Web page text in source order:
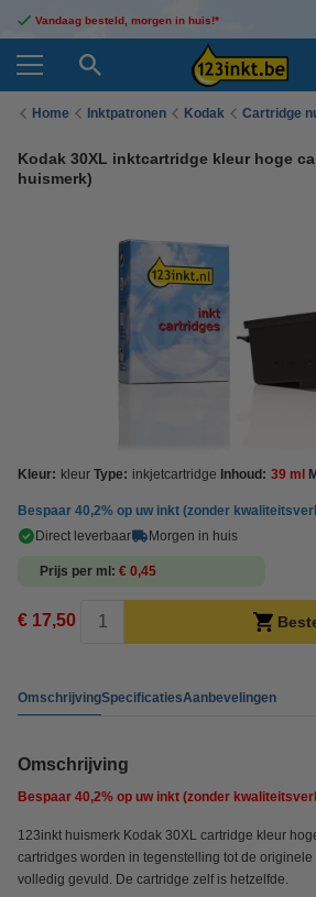
Vandaag besteld, morgen in huis!*
Home Inktpatronen Kodak Cartridge
Kodak 30XL inktcartridge kleur hoge
huismerk)
Kleur: kleur Type: inkjetcartridge Inhoud: 39 ml
Bespaar 40,2% op uw inkt (zonder
Direct leverbaar
Morgen in huis
Prijs per ml € 0,45
€ 17,50
OmschrijvingSpecificatiesAanbevelingen
Omschrijving
Bespaar 40,2% op uw inkt (zonder
123inkt huismerk Kodak 30XL cartridge kleur
cartridges worden in tegenstelling tot de
volledig gevuld. De cartridge zelf is hetzelfde.